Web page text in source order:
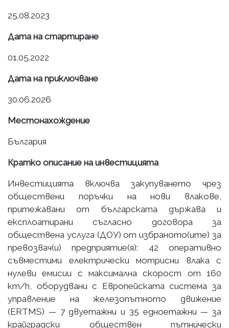
25.08.2023
Дата на стартиране
01.05.2022
Дата на приключване
30.06.2026
Местонахождение
България
Кратко описание на инвестицията
Инвестицията включва закупуването чрез
обществени поръчки на нови влакове,
притежавани от българската държава и
експлоатирани съгласно договора за
обществена услуга (ДОУ) от избраното(ите) за
превозвач(и) предприятие(я): 42 оперативно
съвместими електрически мотрисни влака с
нулеви емисии с максимална скорост от 160
km/h, оборудвани с Европейската система за
управление на железопътното движение
(ERTMS) — 7 двуетажни и 35 едноетажни — за
крайградски обществен пътнически